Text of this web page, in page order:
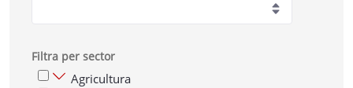
Filtra per sector
Agricultura